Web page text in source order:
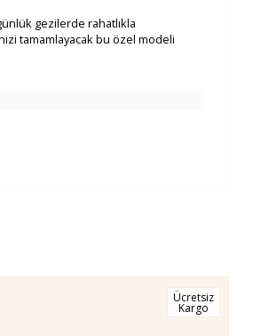
gezilerde rahatlıkla
tamamlayacak bu özel modeli
Ücretsiz
Kargo